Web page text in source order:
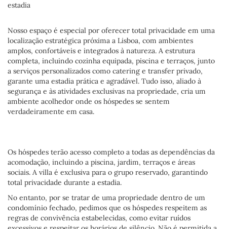
estadia
Nosso espaço é especial por oferecer total privacidade em uma
localização estratégica próxima a Lisboa, com ambientes
amplos, confortáveis e integrados à natureza. A estrutura
completa, incluindo cozinha equipada, piscina e terraços, junto
a serviços personalizados como catering e transfer privado,
garante uma estadia prática e agradável. Tudo isso, aliado à
segurança e às atividades exclusivas na propriedade, cria um
ambiente acolhedor onde os hóspedes se sentem
verdadeiramente em casa.
Os hóspedes terão acesso completo a todas as dependências da
acomodação, incluindo a piscina, jardim, terraços e áreas
sociais. A villa é exclusiva para o grupo reservado, garantindo
total privacidade durante a estadia.
No entanto, por se tratar de uma propriedade dentro de um
condomínio fechado, pedimos que os hóspedes respeitem as
regras de convivência estabelecidas, como evitar ruídos